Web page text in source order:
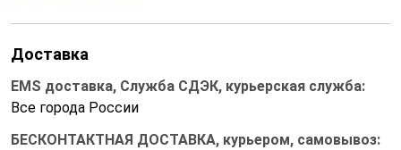
Доставка
EMS доставка, Служба СДЭК, курьерская служба:
Все города России
БЕСКОНТАКТНАЯ ДОСТАВКА, курьером, самовывоз: